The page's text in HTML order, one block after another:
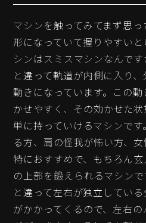
マシンを触ってみてまず思
形になっていて握りやすい
シンはスミスマシンなんで
と違って軌道が内側に入り
動きになっています。この
かせやすく、その効かせた
単に持っていけるマシンで
る方、肩の怪我が怖い方、
特におすすめで、もちろん
の上部を鍛えられるマシン
と違って左右が独立してい
がかかってくるので、左右